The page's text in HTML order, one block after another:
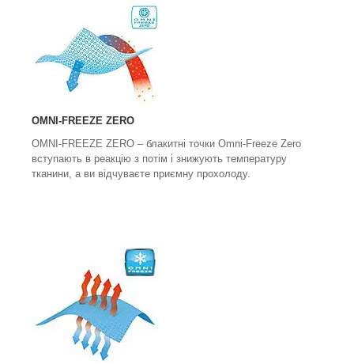
OMNI-FREEZE ZERO
OMNI-FREEZE ZERO – блакитні точки Omni-Freeze Zero
вступають в реакцію з потім і знижують температуру
тканини, а ви відчуваєте приємну прохолоду.